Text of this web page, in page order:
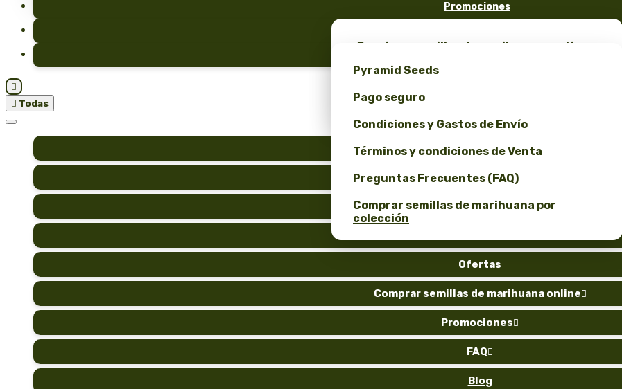
Promociones
¡Consigue semillas de marihuana gratis y
Seeds!
Obtén un 10% de descuento por tu opinión!
Pyramid Seeds
Pago seguro
Condiciones y Gastos de Envío
Términos y condiciones de Venta
Preguntas Frecuentes (FAQ)
Comprar semillas de marihuana por
colección

 Todas
Auto
Fem
Reg
Ofertas
Comprar semillas de marihuana online 
Promociones 
FAQ 
Blog